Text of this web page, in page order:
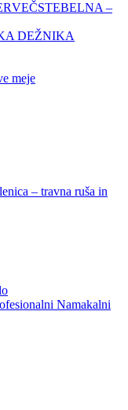
VEČSTEBELNA –
DEŽNIKA
meje
– travna ruša in
Namakalni